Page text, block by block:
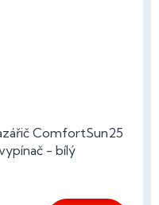
ComfortSun25
- bílý